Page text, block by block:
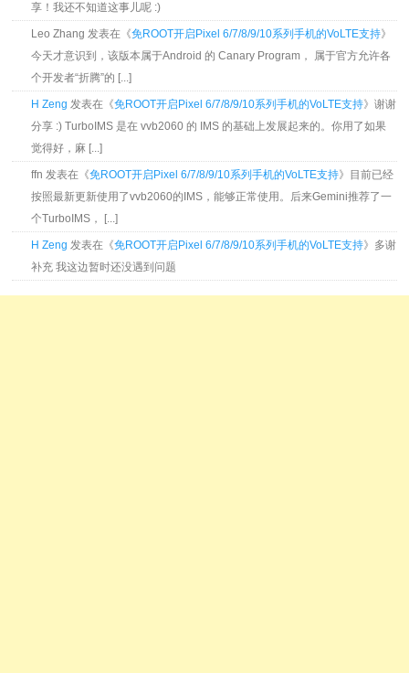
享！我还不知道这事儿呢 :)
Leo Zhang 发表在《免ROOT开启Pixel 6/7/8/9/10系列手机的VoLTE支持》
今天才意识到，该版本属于Android 的 Canary Program， 属于官方允许各
个开发者“折腾”的 [...]
H Zeng 发表在《免ROOT开启Pixel 6/7/8/9/10系列手机的VoLTE支持》谢谢
分享 :) TurboIMS 是在 vvb2060 的 IMS 的基础上发展起来的。你用了如果
觉得好，麻 [...]
ffn 发表在《免ROOT开启Pixel 6/7/8/9/10系列手机的VoLTE支持》目前已经
按照最新更新使用了vvb2060的IMS，能够正常使用。后来Gemini推荐了一
个TurboIMS， [...]
H Zeng 发表在《免ROOT开启Pixel 6/7/8/9/10系列手机的VoLTE支持》多谢
补充 我这边暂时还没遇到问题